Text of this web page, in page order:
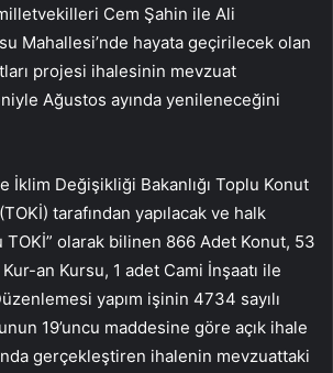
Cem Şahin ile Ali
Mahallesi’nde hayata geçirilecek olan
projesi ihalesinin mevzuat
Ağustos ayında yenileneceğini
İklim Değişikliği Bakanlığı Toplu Konut
tarafından yapılacak ve halk
TOKİ” olarak bilinen 866 Adet Konut, 53
an Kursu, 1 adet Cami İnşaatı ile
yapım işinin 4734 sayılı
19’uncu maddesine göre açık ihale
gerçekleştiren ihalenin mevzuattaki